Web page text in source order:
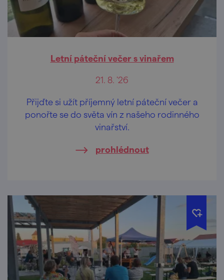
Letní páteční večer s vinařem
21. 8. '26
Přijďte si užít příjemný letní páteční večer a
ponořte se do světa vín z našeho rodinného
vinařství.
prohlédnout